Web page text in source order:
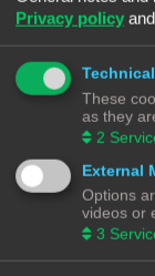
Laatste bericht
Reacties:5
Opmeten
Laatste bericht
Reacties:19
Laatste bericht
Reacties:
Werkt het ?
Privacy policy and
These
as they
2
External
Options
videos or
3